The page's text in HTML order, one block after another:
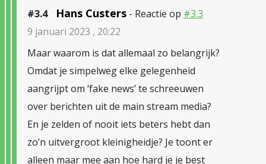
#3.4 Hans Custers - Reactie op #3.3
9 januari 2023 , 20:22
Maar waarom is dat allemaal zo belangrijk?
Omdat je simpelweg elke gelegenheid
aangrijpt om ‘fake news’ te schreeuwen
over berichten uit de main stream media?
En je zelden of nooit iets beters hebt dan
zo’n uitvergroot kleinigheidje? Je toont er
alleen maar mee aan hoe hard je je best